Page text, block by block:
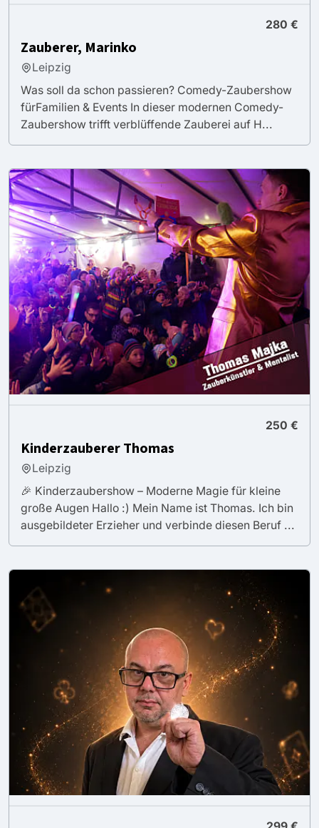
280 €
Zauberer, Marinko
Leipzig
Was soll da schon passieren? Comedy-Zaubershow
fürFamilien & Events In dieser modernen Comedy-
Zaubershow trifft verblüffende Zauberei auf H...
250 €
Kinderzauberer Thomas
Leipzig
🎉 Kinderzaubershow – Moderne Magie für kleine
große Augen Hallo :) Mein Name ist Thomas. Ich bin
ausgebildeter Erzieher und verbinde diesen Beruf ...